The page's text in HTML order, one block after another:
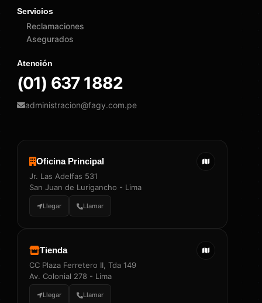
Servicios
Reclamaciones
Asegurados
Atención
(01) 637 1882
administracion@fagy.com.pe
Oficina Principal
Jr. Las Adelfas 531
San Juan de Lurigancho - Lima
Llegar Llamar
Tienda
CC Plaza Ferretero II, Tda 149
Av. Colonial 278 - Lima
Llegar Llamar